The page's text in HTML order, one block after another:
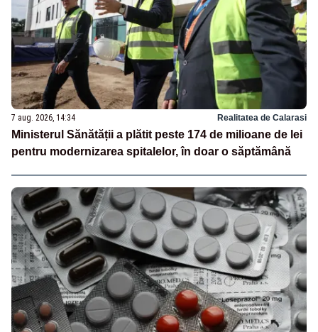
7 aug. 2026, 14:34 Realitatea de Calarasi
Ministerul Sănătății a plătit peste 174 de milioane de lei
pentru modernizarea spitalelor, în doar o săptămână